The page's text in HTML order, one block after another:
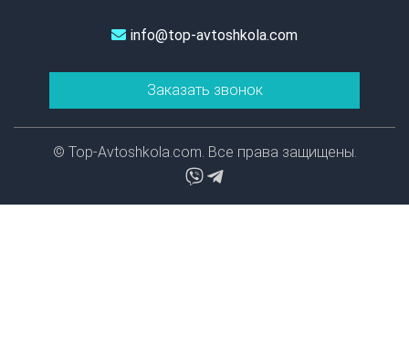
info@top-avtoshkola.com
Заказать звонок
© Top-Avtoshkola.com. Все права защищены.